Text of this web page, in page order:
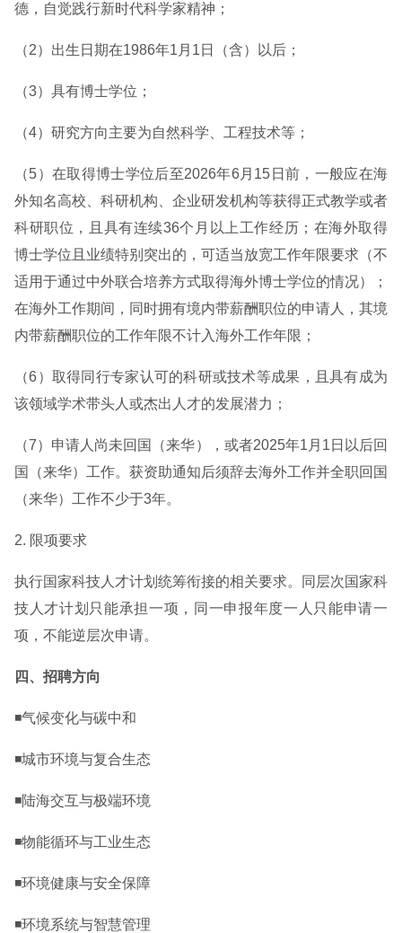
德，自觉践行新时代科学家精神；
（2）出生日期在1986年1月1日（含）以后；
（3）具有博士学位；
（4）研究方向主要为自然科学、工程技术等；
（5）在取得博士学位后至2026年6月15日前，一般应在海
外知名高校、科研机构、企业研发机构等获得正式教学或者
科研职位，且具有连续36个月以上工作经历；在海外取得
博士学位且业绩特别突出的，可适当放宽工作年限要求（不
适用于通过中外联合培养方式取得海外博士学位的情况）；
在海外工作期间，同时拥有境内带薪酬职位的申请人，其境
内带薪酬职位的工作年限不计入海外工作年限；
（6）取得同行专家认可的科研或技术等成果，且具有成为
该领域学术带头人或杰出人才的发展潜力；
（7）申请人尚未回国（来华），或者2025年1月1日以后回
国（来华）工作。获资助通知后须辞去海外工作并全职回国
（来华）工作不少于3年。
2. 限项要求
执行国家科技人才计划统筹衔接的相关要求。同层次国家科
技人才计划只能承担一项，同一申报年度一人只能申请一
项，不能逆层次申请。
四、招聘方向
◾气候变化与碳中和
◾城市环境与复合生态
◾陆海交互与极端环境
◾物能循环与工业生态
◾环境健康与安全保障
◾环境系统与智慧管理